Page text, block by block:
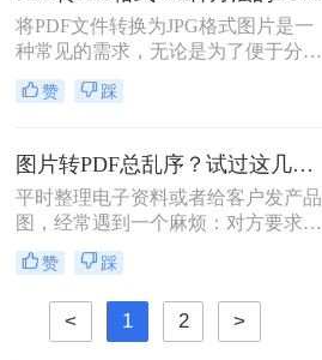
PDF格式。
将PDF文件转换为JPG格式图片是一
种常见的需求，无论是为了便于分
享、编辑还是其他用途。那么PDF转
jpg格式图片怎么弄呢？本文将介绍一
赞 踩
图片转PDF总乱序？试过这几个方法后顺手多了
平时整理电子资料或者给客户发产品
图，经常遇到一个麻烦：对方要求把
一堆零散的图片打包成一个完整的
PDF文件。如果一张张发过去，不仅
显得不专业，还容易漏掉或者顺序搞
混。很多朋友一搜“图片转pdf怎么
弄”，出来一堆复杂的教程，其实只
赞 踩
< 1 2 >